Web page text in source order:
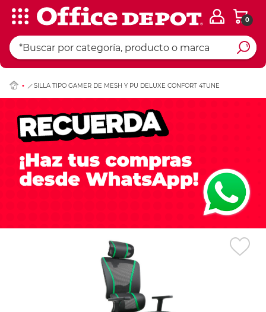
0
SILLA TIPO GAMER DE MESH Y PU DELUXE CONFORT 4TUNE
Ingresar Codigo